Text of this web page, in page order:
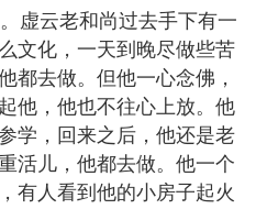
虚云老和尚过去手下有一
文化，一天到晚尽做些苦
都去做。但他一心念佛，
他，他也不往心上放。他
学，回来之后，他还是老
活儿，他都去做。他一个
有人看到他的小房子起火